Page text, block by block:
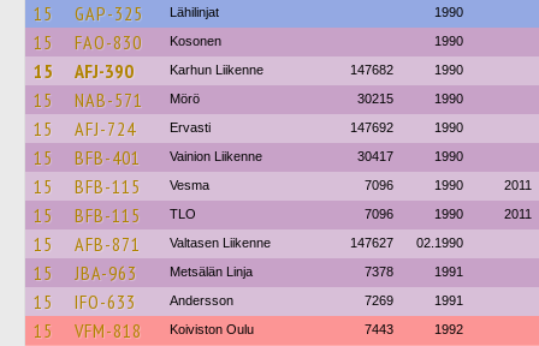
15 GAP-325 Lähilinjat 1990
15 FAO-830 Kosonen 1990
15 AFJ-390 Karhun Liikenne 147682 1990
15 NAB-571 Mörö 30215 1990
15 AFJ-724 Ervasti 147692 1990
15 BFB-401 Vainion Liikenne 30417 1990
15 BFB-115 Vesma 7096 1990 2011
15 BFB-115 TLO 7096 1990 2011
15 AFB-871 Valtasen Liikenne 147627 02.1990
15 JBA-963 Metsälän Linja 7378 1991
15 IFO-633 Andersson 7269 1991
15 VFM-818 Koiviston Oulu 7443 1992